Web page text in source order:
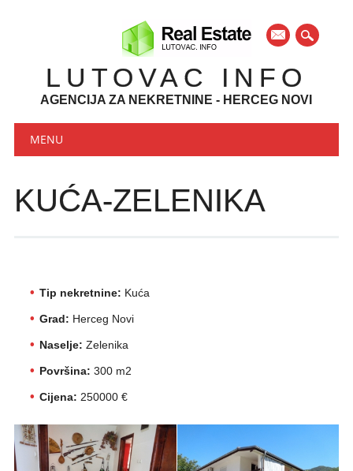
mail
LUTOVAC INFO
AGENCIJA ZA NEKRETNINE - HERCEG NOVI
Main menu
MENU
KUĆA-ZELENIKA
Tip nekretnine: Kuća
Grad: Herceg Novi
Naselje: Zelenika
Površina: 300 m2
Cijena: 250000 €